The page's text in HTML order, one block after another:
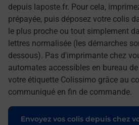
depuis laposte.fr. Pour cela,
prépayée, puis déposez votre colis
le plus proche ou tout simplement
lettres normalisée (les démarches
dessous). Pas d'imprimante chez
automates accessibles en bureau
votre étiquette Colissimo grâce au
communiqué en fin de commande.
Envoyez vos colis depuis chez
Le lien s'ouvre dans un nouvel